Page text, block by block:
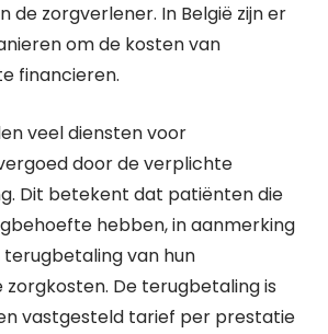
de zorgverlener. In België zijn er
om de kosten van
financieren.
veel diensten voor
door de verplichte
Dit betekent dat patiënten die
hebben, in aanmerking
van hun
De terugbetaling is
vastgesteld tarief per prestatie